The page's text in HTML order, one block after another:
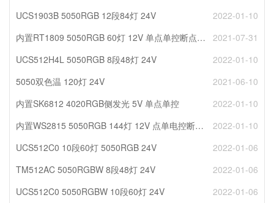
UCS1903B 5050RGB 12段84灯 24V
2022-01-10
内置RT1809 5050RGB 60灯 12V 单点单控断点续传
2021-07-31
UCS512H4L 5050RGB 8段48灯 24V
2022-01-10
5050双色温 120灯 24V
2021-06-10
内置SK6812 4020RGB侧发光 5V 单点单控
2022-01-10
内置WS2815 5050RGB 144灯 12V 点单电控断点续传
2022-01-10
UCS512C0 10段60灯 5050RGB 24V
2022-01-06
TM512AC 5050RGBW 8段48灯 24V
2022-01-06
UCS512C0 5050RGBW 10段60灯 24V
2022-01-06